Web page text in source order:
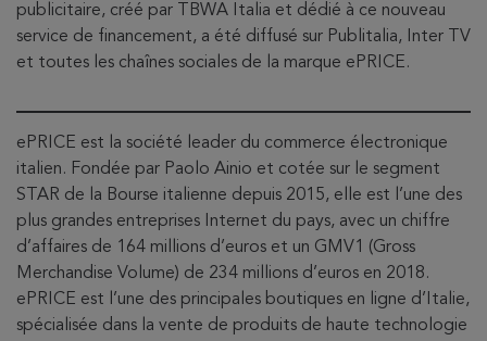
publicitaire, créé par TBWA Italia et dédié à ce nouveau
service de financement, a été diffusé sur Publitalia, Inter TV
et toutes les chaînes sociales de la marque ePRICE.
ePRICE est la société leader du commerce électronique
italien. Fondée par Paolo Ainio et cotée sur le segment
STAR de la Bourse italienne depuis 2015, elle est l’une des
plus grandes entreprises Internet du pays, avec un chiffre
d’affaires de 164 millions d’euros et un GMV1 (Gross
Merchandise Volume) de 234 millions d’euros en 2018.
ePRICE est l’une des principales boutiques en ligne d’Italie,
spécialisée dans la vente de produits de haute technologie